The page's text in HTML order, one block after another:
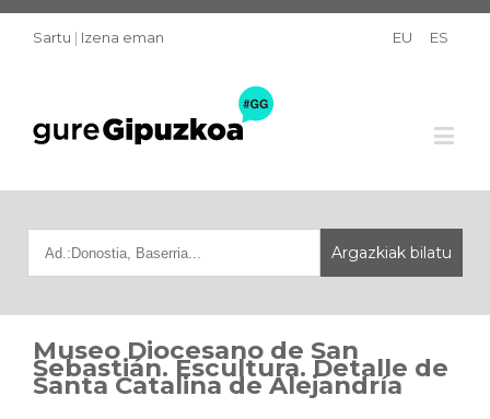
Sartu | Izena eman EU ES
Museo Diocesano de San
Sebastián. Escultura. Detalle de
Santa Catalina de Alejandría